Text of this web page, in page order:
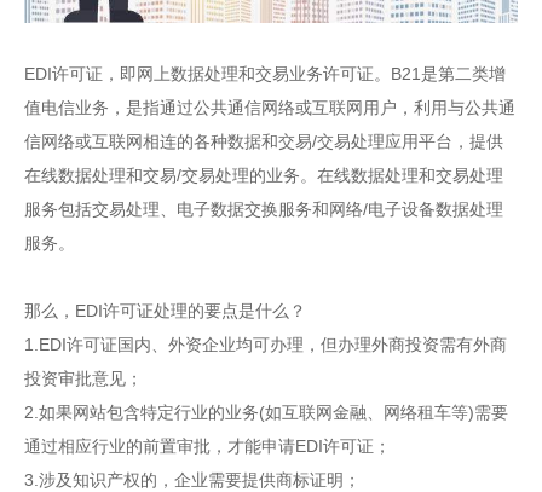
EDI许可证，即网上数据处理和交易业务许可证。B21是第二类增
值电信业务，是指通过公共通信网络或互联网用户，利用与公共通
信网络或互联网相连的各种数据和交易/交易处理应用平台，提供
在线数据处理和交易/交易处理的业务。在线数据处理和交易处理
服务包括交易处理、电子数据交换服务和网络/电子设备数据处理
服务。
那么，EDI许可证处理的要点是什么？
1.EDI许可证国内、外资企业均可办理，但办理外商投资需有外商
投资审批意见；
2.如果网站包含特定行业的业务(如互联网金融、网络租车等)需要
通过相应行业的前置审批，才能申请EDI许可证；
3.涉及知识产权的，企业需要提供商标证明；